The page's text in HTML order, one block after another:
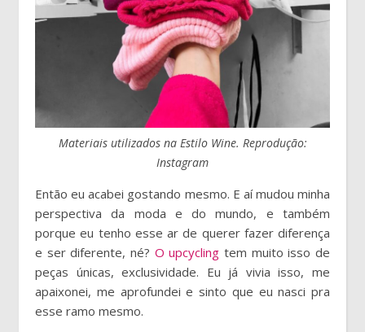
Materiais utilizados na Estilo Wine. Reprodução:
Instagram
Então eu acabei gostando mesmo. E aí mudou minha
perspectiva da moda e do mundo, e também
porque eu tenho esse ar de querer fazer diferença
e ser diferente, né? O upcycling tem muito isso de
peças únicas, exclusividade. Eu já vivia isso, me
apaixonei, me aprofundei e sinto que eu nasci pra
esse ramo mesmo.